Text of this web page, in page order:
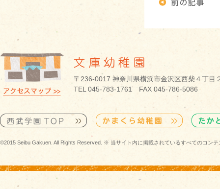
〒236-0017 神奈川県横浜市金沢区西柴４丁
TEL 045-783-1761 FAX 045-786-5086
©2015 Seibu Gakuen. All Rights Reserved. ※ 当サイト内に掲載されているすべてのコン